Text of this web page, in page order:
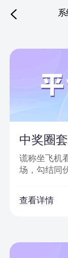
中奖圈套
谎称坐飞机
场，勾结同
诈骗特点：
信息或节目
2、骗子以
查看详情